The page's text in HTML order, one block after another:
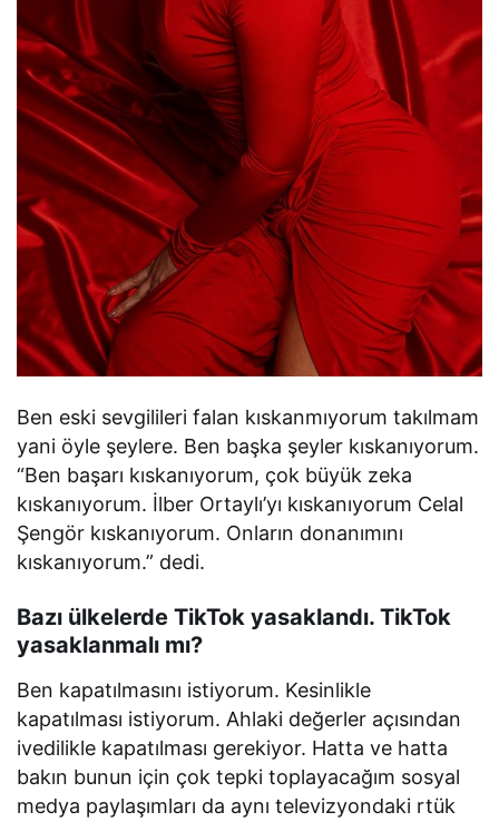
Ben eski sevgilileri falan kıskanmıyorum takılmam
yani öyle şeylere. Ben başka şeyler kıskanıyorum.
“Ben başarı kıskanıyorum, çok büyük zeka
kıskanıyorum. İlber Ortaylı’yı kıskanıyorum Celal
Şengör kıskanıyorum. Onların donanımını
kıskanıyorum.” dedi.
Bazı ülkelerde TikTok yasaklandı. TikTok
yasaklanmalı mı?
Ben kapatılmasını istiyorum. Kesinlikle
kapatılması istiyorum. Ahlaki değerler açısından
ivedilikle kapatılması gerekiyor. Hatta ve hatta
bakın bunun için çok tepki toplayacağım sosyal
medya paylaşımları da aynı televizyondaki rtük